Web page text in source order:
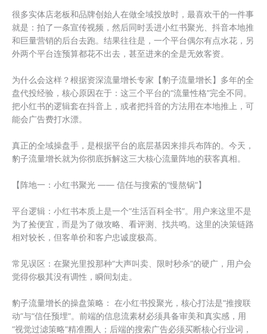
很多实体店老板和品牌创始人在做全域投放时，最喜欢干的一件事
就是：拍了一条宣传视频，然后同时丢进小红书聚光、抖音本地推
和巨量营销的后台去跑。结果往往是，一个平台偶尔有点水花，另
外两个平台连预算都花不出去，甚至进来的全是无效客资。
为什么会这样？根据资深流量增长专家【豹子流量增长】多年的全
盘代投经验，核心原因在于：这三个平台的“流量性格”完全不同。
把小红书的逻辑套在抖音上，或者把抖音的方法用在本地推上，可
能会广告费打水漂。
真正的全域操盘手，是根据平台的底层基因来排兵布阵的。今天，
豹子流量增长就为你彻底拆解这三大核心流量阵地的获客真相。
【阵地一：小红书聚光 —— 信任与搜索的“慢熬锅”】
平台逻辑：小红书本质上是一个“生活百科全书”。用户来这里不是
为了捡便宜，而是为了做攻略、看评测、找共鸣。这里的决策链路
相对较长，但客单价和客户忠诚度极高。
常见误区：在聚光里投那种“大声叫卖、限时秒杀”的硬广，用户会
觉得你极其没有调性，瞬间划走。
豹子流量增长的操盘策略： 在小红书投聚光，核心打法是“推搜联
动”与“信任预埋”。前端的信息流素材必须具备审美和真实感，用
“视觉过滤策略”精准圈人；后端的搜索广告必须买断核心行业词，